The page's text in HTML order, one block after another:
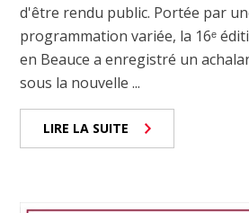
d'être rendu public. Portée par
programmation variée, la 16ᵉ
en Beauce a enregistré un
sous la nouvelle ...
LIRE LA SUITE